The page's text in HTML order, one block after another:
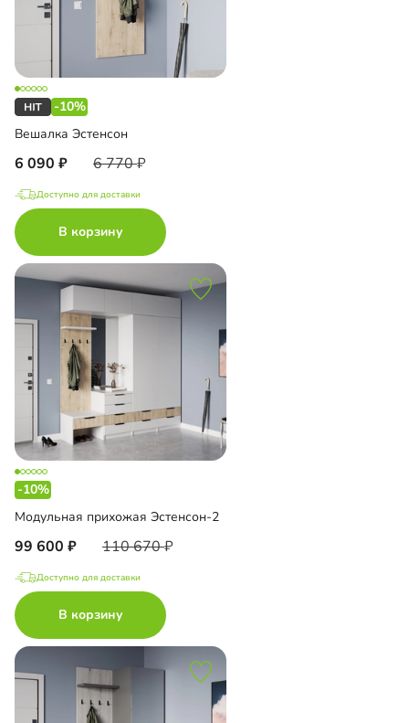
-10%
Вешалка Эстенсон
6 090 6 770
Доступно для доставки
В корзину
-10%
Модульная прихожая Эстенсон-2
99 600 110 670
Доступно для доставки
В корзину